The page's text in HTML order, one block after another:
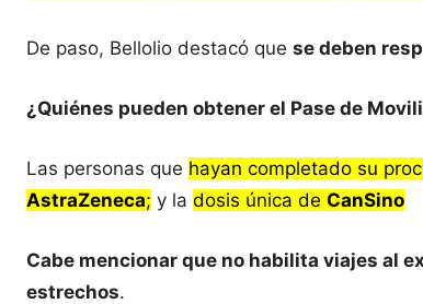
De paso, Bellolio destacó que se deben
¿Quiénes pueden obtener el Pase de
Las personas que hayan completado su
AstraZeneca; y la dosis única de CanSino
Cabe mencionar que no habilita viajes al
estrechos.